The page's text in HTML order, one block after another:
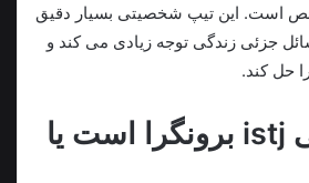
است. این تیپ شخصیتی بسیار دقیق
جزئی زندگی توجه زیادی می کند و
حل کند.
تیپ شخصیتی istj برونگرا است یا